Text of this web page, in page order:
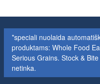
*speciali nuolaida
produktams: Whole Food
Serious Grains. Stock &
netinka.